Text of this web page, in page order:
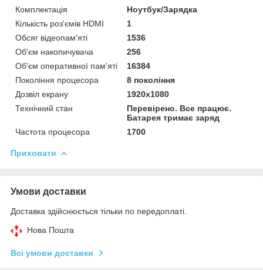
Комплектація
Ноутбук/Зарядка
Кількість роз'ємів HDMІ
1
Обсяг відеопам'яті
1536
Об'єм накопичувача
256
Об'єм оперативної пам'яті
16384
Покоління процесора
8 покоління
Дозвіл екрану
1920х1080
Технічний стан
Перевірено. Все працює.
Батарея тримає заряд
Частота процесора
1700
Приховати
Умови доставки
Доставка здійснюється тільки по передоплаті.
Нова Пошта
Всі умови доставки